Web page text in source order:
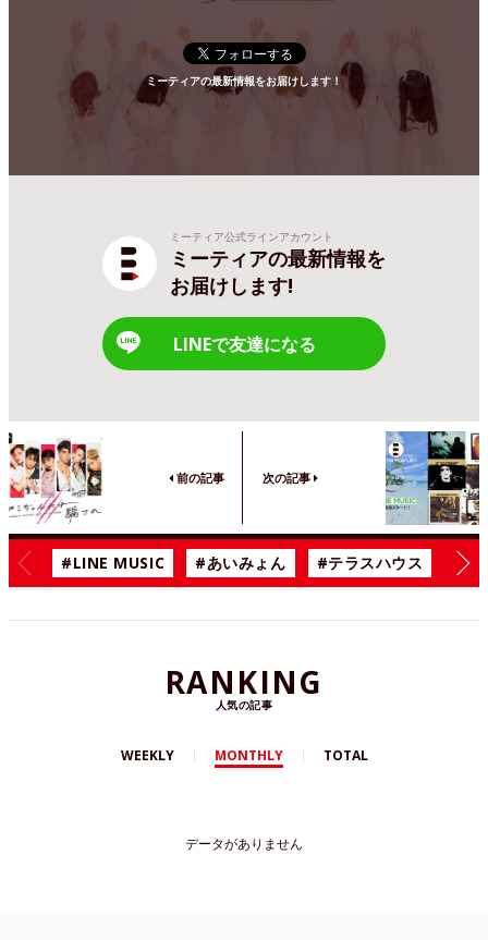
ミーティアの最新情報をお届けします！
ミーティア公式ラインアカウント
ミーティアの最新情報を
お届けします!
LINEで友達になる
前の記事 次の記事
#LINE MUSIC #あいみょん #テラスハウス #漫
RANKING
人気の記事
WEEKLY MONTHLY TOTAL
データがありません